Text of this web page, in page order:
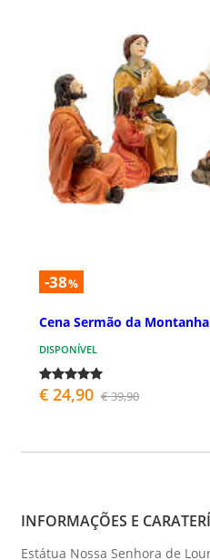
-38%
Cena Sermão da
DISPONÍVEL
€ 24,90 € 39,90
INFORMAÇÕES E
Estátua Nossa Senhora de